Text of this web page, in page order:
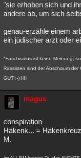
"sie erhoben sich und
andere ab, um sich
genau-erzähle einem
ein jüdischer arzt oder
"Faschismus ist keine Meinung,
Rassisten sind der Abschaum der
GUT ;-) !!!!
magus
conspiration
Hakenk... =
M.